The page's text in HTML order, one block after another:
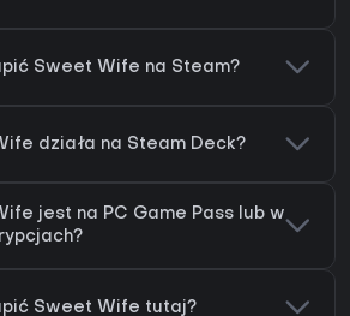
Sweet Wife na Steam?
działa na Steam Deck?
jest na PC Game Pass lub w
Sweet Wife tutaj?